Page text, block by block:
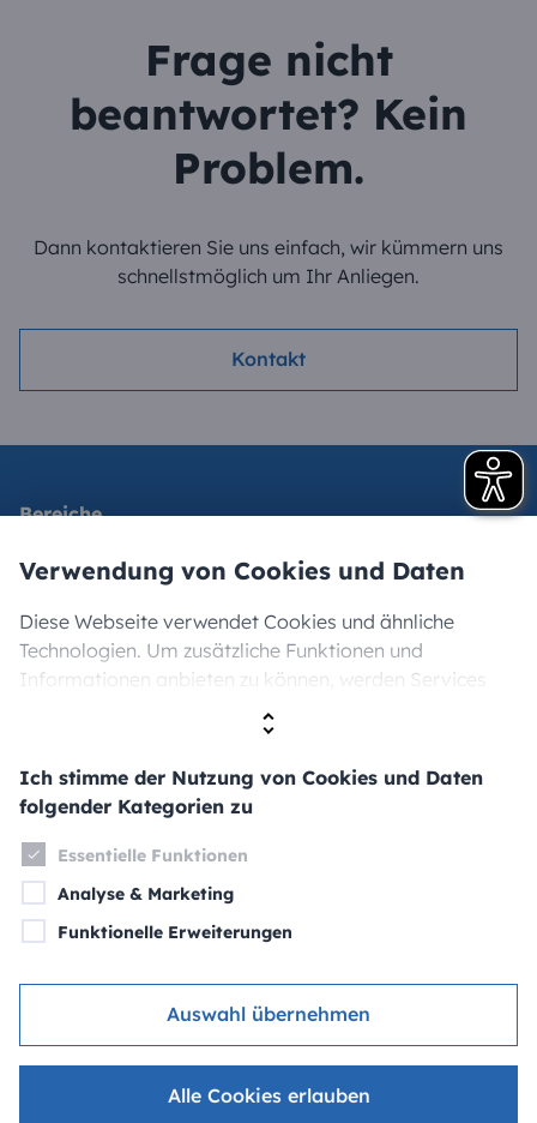
Frage nicht
beantwortet? Kein
Problem.
Dann kontaktieren Sie uns einfach, wir kümmern uns
schnellstmöglich um Ihr Anliegen.
Kontakt
Bereiche
Kläranlage
Über uns
Karriere
Öffentliche Bekanntmachungen
Informationen
Bürgerinfos
Kontakt & Störung
ZVA – Zweckverband Abwasserbeseitigung Überlinger See
Verwendung von Cookies und Daten
Diese Webseite verwendet Cookies und ähnliche
Technologien. Um zusätzliche Funktionen und
Informationen anbieten zu können, werden Services
von Drittanbietern genutzt. Dabei kann ein
Datenaustausch mit Drittanbietern stattfinden. Wenn
Sie der Verwendung nicht zustimmen, werden
ausschließlich Cookies und Daten genutzt, die technisch
notwendig sind.
Ich stimme der Nutzung von Cookies und Daten
folgender Kategorien zu
Ich stimme der Nutzung von Cookies und Daten
folgender Kategorien zu
Essentielle Funktionen
Analyse & Marketing
Funktionelle Erweiterungen
Alle Cookies erlauben
Auswahl übernehmen